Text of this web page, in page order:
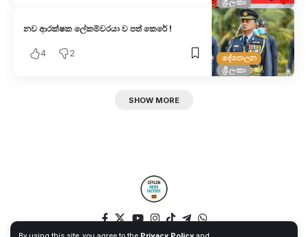
ශ්‍රී ලංකා
දේශපාලන
ශ්‍රී ලංකා
නව ආරක්ෂක ලේකම්වරයා ව පත් කෙරේ !
4 2
SHOW MORE